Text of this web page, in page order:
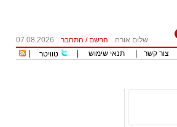
שלום אורח הרשם / התחבר
07.08.2026
צור קשר תנאי שימוש טוויטר